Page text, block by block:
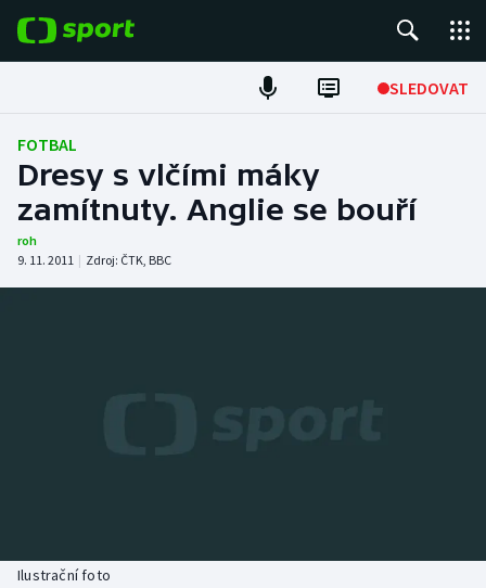
SLEDOVAT
Fotbal
Hokej
Atletika
FOTBAL
Dresy s vlčími máky
zamítnuty. Anglie se bouří
roh
9. 11. 2011 | Zdroj: ČTK, BBC
Ilustrační foto